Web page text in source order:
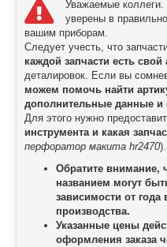
Уважаемые коллеги.
уверены в
вашим приборам.
Следует учесть, что
каждой запчасти есть свой
деталировок. Если вы
можем помочь найти
дополнительные данные и
Для этого нужно
инструмента и какая
перфоратор макита hr2470).
Обратите внимание,
названием могут
зависимости от
производства.
Указанные цены
оформления заказа